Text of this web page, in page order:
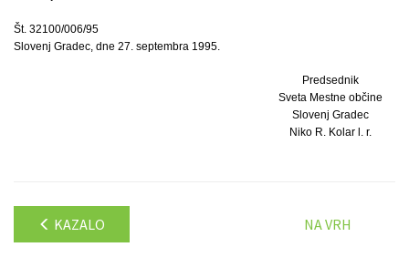
Št. 32100/006/95
Slovenj Gradec, dne 27. septembra 1995.
Predsednik
Sveta Mestne občine
Slovenj Gradec
Niko R. Kolar l. r.
KAZALO NA VRH